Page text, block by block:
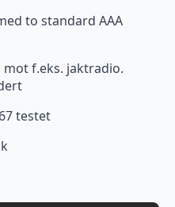
to standard AAA
mot f.eks. jaktradio.
testet